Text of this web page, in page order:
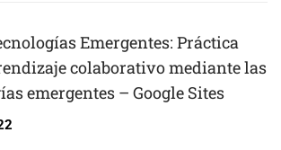
Emergentes: Práctica
colaborativo mediante las
emergentes – Google Sites